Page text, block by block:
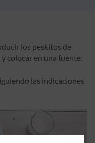
los peskitos de
colocar en una fuente.
las indicaciones